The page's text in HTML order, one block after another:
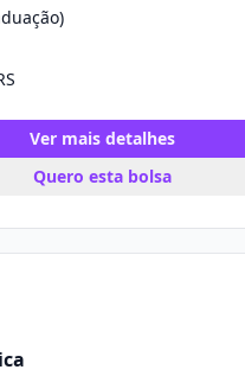
Ver mais detalhes
Quero esta bolsa